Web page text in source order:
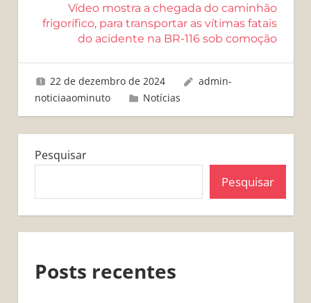
Vídeo mostra a chegada do caminhão
frigorífico, para transportar as vítimas fatais
do acidente na BR-116 sob comoção
22 de dezembro de 2024
admin-
noticiaaominuto
Notícias
Pesquisar
Pesquisar
Posts recentes